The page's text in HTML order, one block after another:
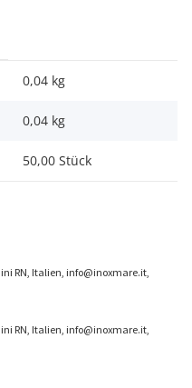
0,04 kg
0,04 kg
50,00 Stück
RN, Italien, info@inoxmare.it,
RN, Italien, info@inoxmare.it,